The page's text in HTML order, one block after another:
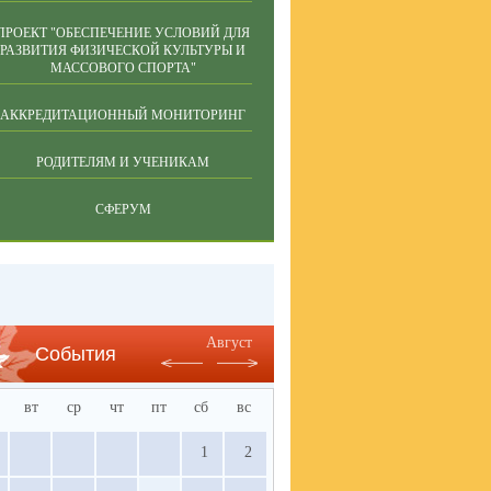
"ОБЕСПЕЧЕНИЕ УСЛОВИЙ ДЛЯ
РАЗВИТИЯ ФИЗИЧЕСКОЙ КУЛЬТУРЫ И
МАССОВОГО СПОРТА"
АККРЕДИТАЦИОННЫЙ МОНИТОРИНГ
РОДИТЕЛЯМ И УЧЕНИКАМ
СФЕРУМ
События
Август
вт ср чт пт сб вс
1 2